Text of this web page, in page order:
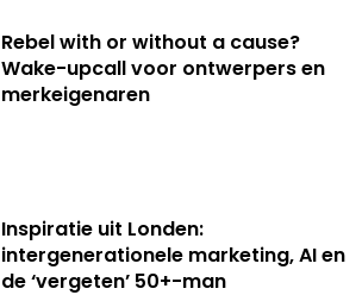
Rebel with or without a cause?
Wake-upcall voor ontwerpers en
merkeigenaren
Inspiratie uit Londen:
intergenerationele marketing, AI en
de ‘vergeten’ 50+-man